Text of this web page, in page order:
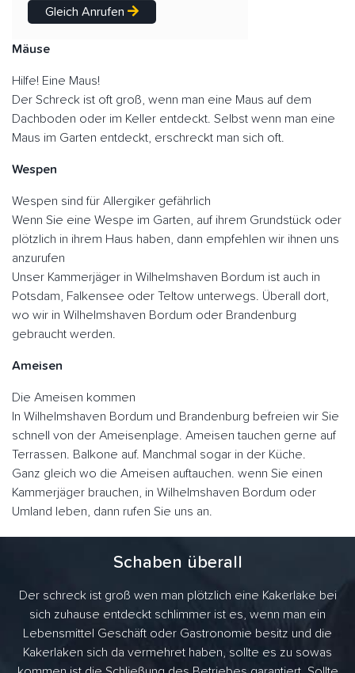
Gleich Anrufen
Mäuse
Hilfe! Eine Maus!
Der Schreck ist oft groß, wenn man eine Maus auf dem
Dachboden oder im Keller entdeckt. Selbst wenn man eine
Maus im Garten entdeckt, erschreckt man sich oft.
Wespen
Wespen sind für Allergiker gefährlich
Wenn Sie eine Wespe im Garten, auf ihrem Grundstück oder
plötzlich in ihrem Haus haben, dann empfehlen wir ihnen uns
anzurufen
Unser Kammerjäger in Wilhelmshaven Bordum ist auch in
Potsdam, Falkensee oder Teltow unterwegs. Überall dort,
wo wir in Wilhelmshaven Bordum oder Brandenburg
gebraucht werden.
Ameisen
Die Ameisen kommen
In Wilhelmshaven Bordum und Brandenburg befreien wir Sie
schnell von der Ameisenplage. Ameisen tauchen gerne auf
Terrassen. Balkone auf. Manchmal sogar in der Küche.
Ganz gleich wo die Ameisen auftauchen. wenn Sie einen
Kammerjäger brauchen, in Wilhelmshaven Bordum oder
Umland leben, dann rufen Sie uns an.
Schaben überall
Der schreck ist groß wen man plötzlich eine Kakerlake bei
sich zuhause entdeckt schlimmer ist es, wenn man ein
Lebensmittel Geschäft oder Gastronomie besitz und die
Kakerlaken sich da vermehret haben, sollte es zu sowas